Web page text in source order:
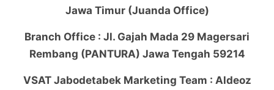
Jawa Timur (Juanda Office)
Branch Office : Jl. Gajah Mada 29 Magersari
Rembang (PANTURA) Jawa Tengah 59214
VSAT Jabodetabek Marketing Team : Aldeoz